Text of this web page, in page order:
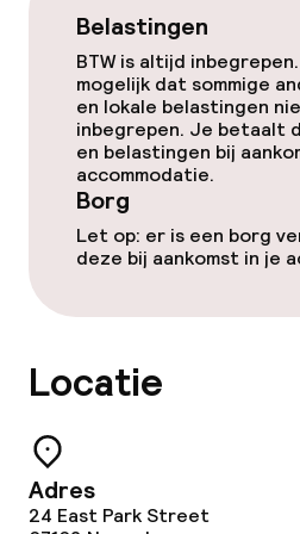
Kamers
Familiekamers
Voor
geoptimaliseerde
Zwemmen & wellness
Entertainment
Belastingen
BTW is altijd
mogelijk dat sommige
en lokale belastingen
inbegrepen. Je betaalt
en belastingen bij
accommodatie.
Borg
Let op: er is een borg
deze bij aankomst in je
Locatie
Adres
24 East Park Street